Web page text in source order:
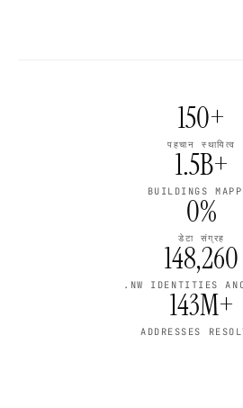
150+
पहचान स्थायित्व
1.5B+
BUILDINGS
0%
डेटा संग्रह
148,260
.NW IDENTITIES
143M+
ADDRESSES